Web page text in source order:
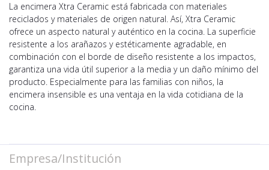
La encimera Xtra Ceramic está fabricada con materiales
reciclados y materiales de origen natural. Así, Xtra Ceramic
ofrece un aspecto natural y auténtico en la cocina. La superficie
resistente a los arañazos y estéticamente agradable, en
combinación con el borde de diseño resistente a los impactos,
garantiza una vida útil superior a la media y un daño mínimo del
producto. Especialmente para las familias con niños, la
encimera insensible es una ventaja en la vida cotidiana de la
cocina.
Empresa/Institución